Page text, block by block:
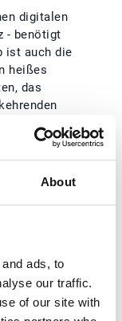
About
ads, to
our traffic.
of our site with
digitalen
- benötigt
ist auch die
heißes
das
2020 mit
im Bereich